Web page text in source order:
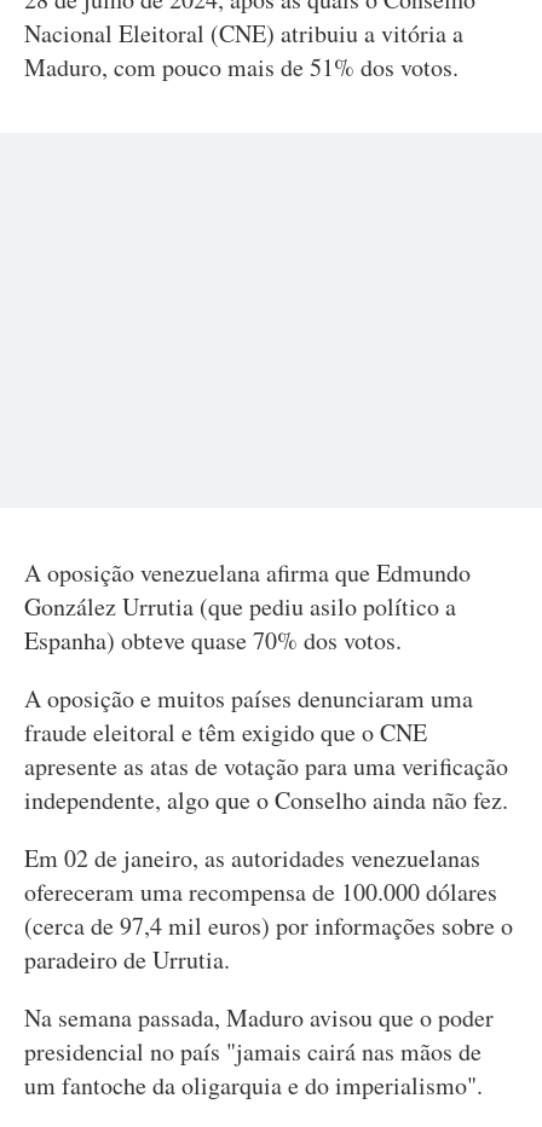
Nacional Eleitoral (CNE) atribuiu a vitória a
Maduro, com pouco mais de 51% dos votos.
A oposição venezuelana afirma que Edmundo
González Urrutia (que pediu asilo político a
Espanha) obteve quase 70% dos votos.
A oposição e muitos países denunciaram uma
fraude eleitoral e têm exigido que o CNE
apresente as atas de votação para uma verificação
independente, algo que o Conselho ainda não fez.
Em 02 de janeiro, as autoridades venezuelanas
ofereceram uma recompensa de 100.000 dólares
(cerca de 97,4 mil euros) por informações sobre o
paradeiro de Urrutia.
Na semana passada, Maduro avisou que o poder
presidencial no país "jamais cairá nas mãos de
um fantoche da oligarquia e do imperialismo".